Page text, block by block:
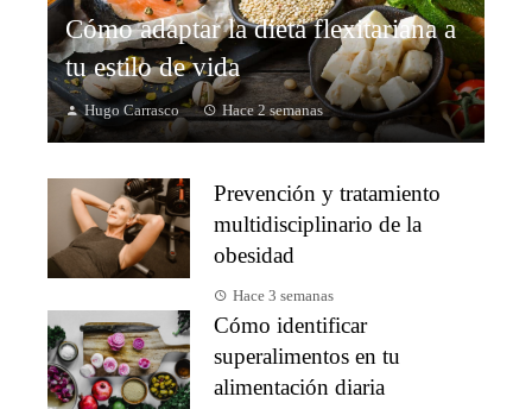
Cómo adaptar la dieta flexitariana a
tu estilo de vida
Hugo Carrasco Hace 2 semanas
Prevención y tratamiento
multidisciplinario de la
obesidad
Hace 3 semanas
Cómo identificar
superalimentos en tu
alimentación diaria